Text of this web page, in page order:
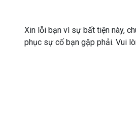
Xin lỗi bạn vì sự bất tiện này,
phục sự cố bạn gặp phải. Vui